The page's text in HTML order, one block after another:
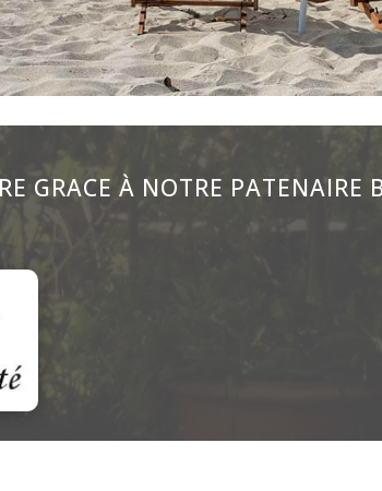
GRACE À NOTRE PATENAIRE